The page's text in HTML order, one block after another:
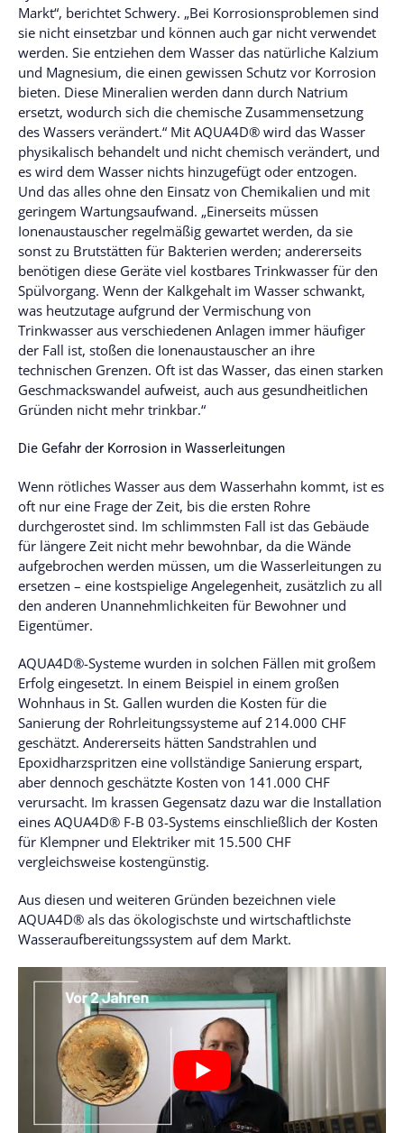
Markt“, berichtet Schwery. „Bei Korrosionsproblemen sind
sie nicht einsetzbar und können auch gar nicht verwendet
werden. Sie entziehen dem Wasser das natürliche Kalzium
und Magnesium, die einen gewissen Schutz vor Korrosion
bieten. Diese Mineralien werden dann durch Natrium
ersetzt, wodurch sich die chemische Zusammensetzung
des Wassers verändert.“ Mit AQUA4D® wird das Wasser
physikalisch behandelt und nicht chemisch verändert, und
es wird dem Wasser nichts hinzugefügt oder entzogen.
Und das alles ohne den Einsatz von Chemikalien und mit
geringem Wartungsaufwand. „Einerseits müssen
Ionenaustauscher regelmäßig gewartet werden, da sie
sonst zu Brutstätten für Bakterien werden; andererseits
benötigen diese Geräte viel kostbares Trinkwasser für den
Spülvorgang. Wenn der Kalkgehalt im Wasser schwankt,
was heutzutage aufgrund der Vermischung von
Trinkwasser aus verschiedenen Anlagen immer häufiger
der Fall ist, stoßen die Ionenaustauscher an ihre
technischen Grenzen. Oft ist das Wasser, das einen starken
Geschmackswandel aufweist, auch aus gesundheitlichen
Gründen nicht mehr trinkbar.“
Die Gefahr der Korrosion in Wasserleitungen
Wenn rötliches Wasser aus dem Wasserhahn kommt, ist es
oft nur eine Frage der Zeit, bis die ersten Rohre
durchgerostet sind. Im schlimmsten Fall ist das Gebäude
für längere Zeit nicht mehr bewohnbar, da die Wände
aufgebrochen werden müssen, um die Wasserleitungen zu
ersetzen – eine kostspielige Angelegenheit, zusätzlich zu all
den anderen Unannehmlichkeiten für Bewohner und
Eigentümer.
AQUA4D®-Systeme wurden in solchen Fällen mit großem
Erfolg eingesetzt. In einem Beispiel in einem großen
Wohnhaus in St. Gallen wurden die Kosten für die
Sanierung der Rohrleitungssysteme auf 214.000 CHF
geschätzt. Andererseits hätten Sandstrahlen und
Epoxidharzspritzen eine vollständige Sanierung erspart,
aber dennoch geschätzte Kosten von 141.000 CHF
verursacht. Im krassen Gegensatz dazu war die Installation
eines AQUA4D® F-B 03-Systems einschließlich der Kosten
für Klempner und Elektriker mit 15.500 CHF
vergleichsweise kostengünstig.
Aus diesen und weiteren Gründen bezeichnen viele
AQUA4D® als das ökologischste und wirtschaftlichste
Wasseraufbereitungssystem auf dem Markt.